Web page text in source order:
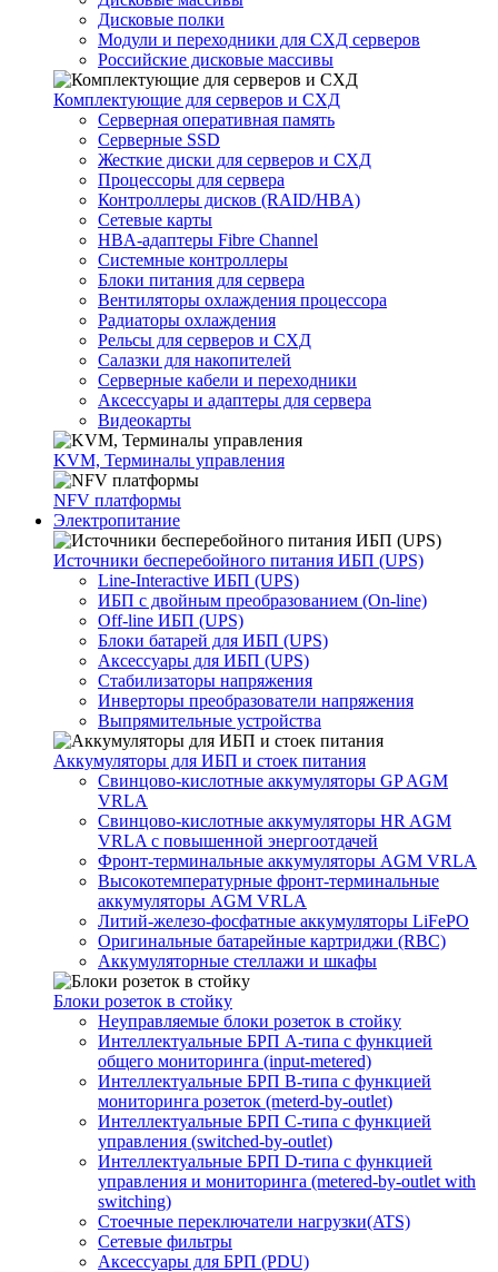
Дисковые полки
Модули и переходники для СХД серверов
Российские дисковые массивы
Комплектующие для серверов и СХД
Серверная оперативная память
Серверные SSD
Жесткие диски для серверов и СХД
Процессоры для сервера
Контроллеры дисков (RAID/HBA)
Сетевые карты
HBA-адаптеры Fibre Channel
Системные контроллеры
Блоки питания для сервера
Вентиляторы охлаждения процессора
Радиаторы охлаждения
Рельсы для серверов и СХД
Салазки для накопителей
Серверные кабели и переходники
Аксессуары и адаптеры для сервера
Видеокарты
KVM, Терминалы управления
NFV платформы
Электропитание
Источники бесперебойного питания ИБП (UPS)
Line-Interactive ИБП (UPS)
ИБП с двойным преобразованием (On-line)
Off-line ИБП (UPS)
Блоки батарей для ИБП (UPS)
Аксессуары для ИБП (UPS)
Стабилизаторы напряжения
Инверторы преобразователи напряжения
Выпрямительные устройства
Аккумуляторы для ИБП и стоек питания
Свинцово-кислотные аккумуляторы GP AGM
VRLA
Свинцово-кислотные аккумуляторы HR AGM
VRLA с повышенной энергоотдачей
Фронт-терминальные аккумуляторы AGM VRLA
Высокотемпературные фронт-терминальные
аккумуляторы AGM VRLA
Литий-железо-фосфатные аккумуляторы LiFePO
Оригинальные батарейные картриджи (RBC)
Аккумуляторные стеллажи и шкафы
Блоки розеток в стойку
Неуправляемые блоки розеток в стойку
Интеллектуальные БРП А-типа с функцией
общего мониторинга (input-metered)
Интеллектуальные БРП B-типа с функцией
мониторинга розеток (meterd-by-outlet)
Интеллектуальные БРП C-типа с функцией
управления (switched-by-outlet)
Интеллектуальные БРП D-типа с функцией
управления и мониторинга (metered-by-outlet with
switching)
Стоечные переключатели нагрузки(ATS)
Сетевые фильтры
Аксессуары для БРП (PDU)